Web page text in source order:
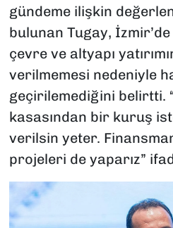
gündeme ilişkin
bulunan Tugay,
çevre ve altyapı
verilmemesi nedeniyle
geçirilemediğini belirtti.
kasasından bir kuruş
verilsin yeter.
projeleri de yaparız”